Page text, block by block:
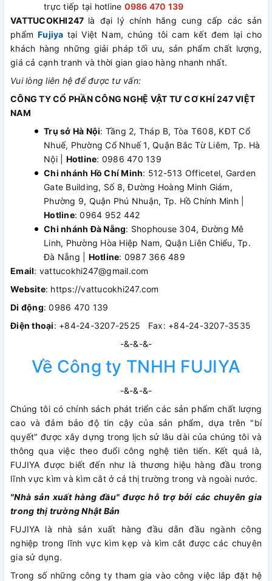
trực tiếp tại hotline 0986 470 139
VATTUCOKHI247 là đại lý chính hãng cung cấp các sản
phẩm Fujiya tại Việt Nam, chúng tôi cam kết đem lại cho
khách hàng những giải pháp tối ưu, sản phẩm chất lượng,
giá cả cạnh tranh và thời gian giao hàng nhanh nhất.
Vui lòng liên hệ để được tư vấn:
CÔNG TY CỔ PHẦN CÔNG NGHỆ VẬT TƯ CƠ KHÍ 247 VIỆT
NAM
Trụ sở Hà Nội: Tầng 2, Tháp B, Tòa T608, KĐT Cổ
Nhuế, Phường Cổ Nhuế 1, Quận Bắc Từ Liêm, Tp. Hà
Nội | Hotline: 0986 470 139
Chi nhánh Hồ Chí Minh: 512-513 Officetel, Garden
Gate Building, Số 8, Đường Hoàng Minh Giám,
Phường 9, Quận Phú Nhuận, Tp. Hồ Chính Minh |
Hotline: 0964 952 442
Chi nhánh Đà Nẵng: Shophouse 304, Đường Mê
Linh, Phường Hòa Hiệp Nam, Quận Liên Chiểu, Tp.
Đà Nẵng | Hotline: 0987 366 489
Email: vattucokhi247@gmail.com
Website: https://vattucokhi247.com
Di động: 0986 470 139
Điện thoại: +84-24-3207-2525 Fax: +84-24-3207-3535
-&-&-&-
Về Công ty TNHH FUJIYA
-&-&-&-
Chúng tôi có chính sách phát triển các sản phẩm chất lượng
cao và đảm bảo độ tin cậy của sản phẩm, dựa trên "bí
quyết" được xây dựng trong lịch sử lâu dài của chúng tôi và
thông qua việc theo đuổi công nghệ tiên tiến. Kết quả là,
FUJIYA được biết đến như là thương hiệu hàng đầu trong
lĩnh vực kìm và kìm cắt ở cả thị trường trong và ngoài nước.
"Nhà sản xuất hàng đầu" được hỗ trợ bởi các chuyên gia
trong thị trường Nhật Bản
FUJIYA là nhà sản xuất hàng đầu dẫn đầu ngành công
nghiệp trong lĩnh vực kìm kẹp và kìm cắt được các chuyên
gia sử dụng.
Trong số những công ty tham gia vào công việc lắp đặt hệ